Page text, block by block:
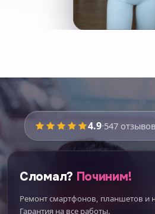
4.9·547 отзывов
Сломал? Починим!
Ремонт смартфонов, планшетов и
Гарантия на все работы.